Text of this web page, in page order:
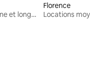
Locations moyenne et longue durée
Florence